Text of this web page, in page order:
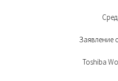
Заявление
Toshiba